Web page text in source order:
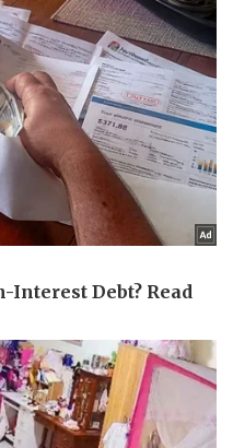
Quân sự - Quốc phòng
Vũ khí
Việt Nam
Phân tích